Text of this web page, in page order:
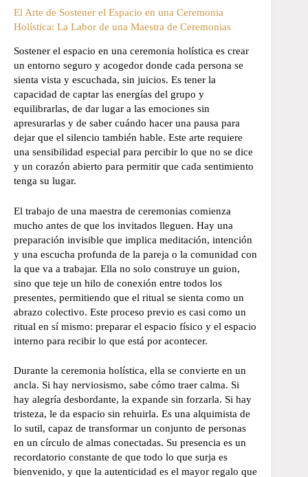
El Arte de Sostener el Espacio en una Ceremonia
Holística: La Labor de una Maestra de Ceremonias
Sostener el espacio en una ceremonia holística es crear
un entorno seguro y acogedor donde cada persona se
sienta vista y escuchada, sin juicios. Es tener la
capacidad de captar las energías del grupo y
equilibrarlas, de dar lugar a las emociones sin
apresurarlas y de saber cuándo hacer una pausa para
dejar que el silencio también hable. Este arte requiere
una sensibilidad especial para percibir lo que no se dice
y un corazón abierto para permitir que cada sentimiento
tenga su lugar.
El trabajo de una maestra de ceremonias comienza
mucho antes de que los invitados lleguen. Hay una
preparación invisible que implica meditación, intención
y una escucha profunda de la pareja o la comunidad con
la que va a trabajar. Ella no solo construye un guion,
sino que teje un hilo de conexión entre todos los
presentes, permitiendo que el ritual se sienta como un
abrazo colectivo. Este proceso previo es casi como un
ritual en sí mismo: preparar el espacio físico y el espacio
interno para recibir lo que está por acontecer.
Durante la ceremonia holística, ella se convierte en un
ancla. Si hay nerviosismo, sabe cómo traer calma. Si
hay alegría desbordante, la expande sin forzarla. Si hay
tristeza, le da espacio sin rehuirla. Es una alquimista de
lo sutil, capaz de transformar un conjunto de personas
en un círculo de almas conectadas. Su presencia es un
recordatorio constante de que todo lo que surja es
bienvenido, y que la autenticidad es el mayor regalo que